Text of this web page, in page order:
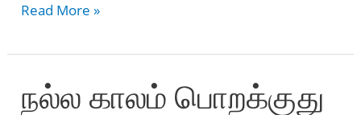
என்
தொய்யும்
போது
–
Read More »
நல்ல காலம் பொறக்குது